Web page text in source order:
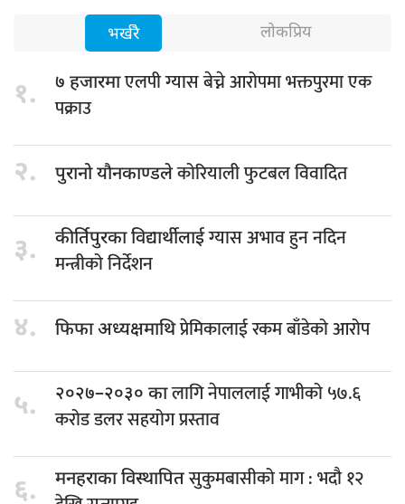
भर्खरै लोकप्रिय
१. ७ हजारमाएलपी ग्यास बेच्ने आरोपमा भक्तपुरमा एक
पक्राउ
२. पुरानो यौनकाण्डलेकोरियाली फुटबल विवादित
३. कीर्तिपुरका विद्यार्थीलाईग्यास अभाव हुन नदिन
मन्त्रीको निर्देशन
४. फिफा अध्यक्षमाथिप्रेमिकालाई रकम बाँडेको आरोप
५. २०२७–२०३० कालागि नेपाललाई गाभीको ५७.६
करोड डलर सहयोग प्रस्ताव
६. मनहराका विस्थापितसुकुमबासीको माग : भदौ १२